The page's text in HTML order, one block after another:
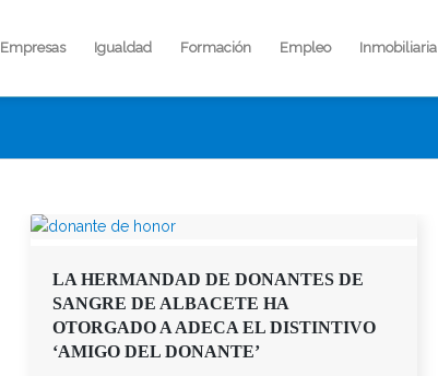
Empresas Igualdad Formación Empleo Inmobiliaria
LA HERMANDAD DE DONANTES DE
SANGRE DE ALBACETE HA
OTORGADO A ADECA EL DISTINTIVO
‘AMIGO DEL DONANTE’